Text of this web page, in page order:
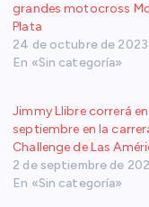
grandes motocross
Plata
24 de octubre de 2023
En «Sin categoría»
Jimmy Llibre correrá en
septiembre en la
Challenge de Las
2 de septiembre de
En «Sin categoría»